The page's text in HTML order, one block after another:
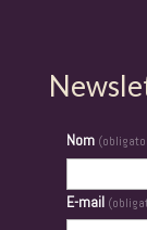
Nom
E-mail